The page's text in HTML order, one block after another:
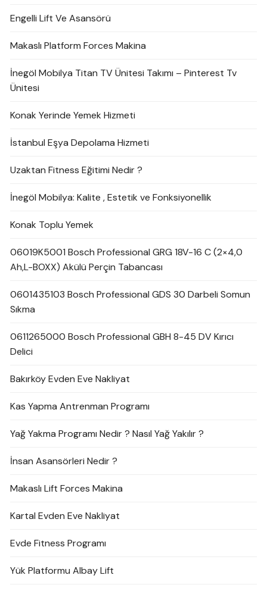
Engelli Lift Ve Asansörü
Makaslı Platform Forces Makina
İnegöl Mobilya Titan TV Ünitesi Takımı – Pinterest Tv
Ünitesi
Konak Yerinde Yemek Hizmeti
İstanbul Eşya Depolama Hizmeti
Uzaktan Fitness Eğitimi Nedir ?
İnegöl Mobilya: Kalite , Estetik ve Fonksiyonellik
Konak Toplu Yemek
06019K5001 Bosch Professional GRG 18V-16 C (2×4,0
Ah,L-BOXX) Akülü Perçin Tabancası
0601435103 Bosch Professional GDS 30 Darbeli Somun
Sıkma
0611265000 Bosch Professional GBH 8-45 DV Kırıcı
Delici
Bakırköy Evden Eve Nakliyat
Kas Yapma Antrenman Programı
Yağ Yakma Programı Nedir ? Nasıl Yağ Yakılır ?
İnsan Asansörleri Nedir ?
Makaslı Lift Forces Makina
Kartal Evden Eve Nakliyat
Evde Fitness Programı
Yük Platformu Albay Lift